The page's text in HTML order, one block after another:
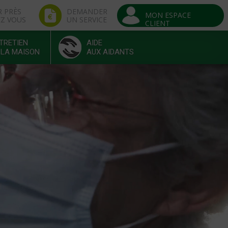
PRÈS
VOUS
DEMANDER
UN SERVICE
MON ESPACE
CLIENT
MAISON
AIDE
AUX AIDANTS